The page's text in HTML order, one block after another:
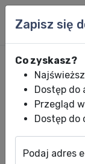
Zapisz się
Co zyskasz?
Dostęp
Przegląd
Dostęp do
Podaj adres